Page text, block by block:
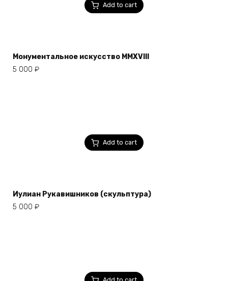
Add to cart
Монументальное искусство MMXVIII
5 000 ₽
Add to cart
Иулиан Рукавишников (скульптура)
5 000 ₽